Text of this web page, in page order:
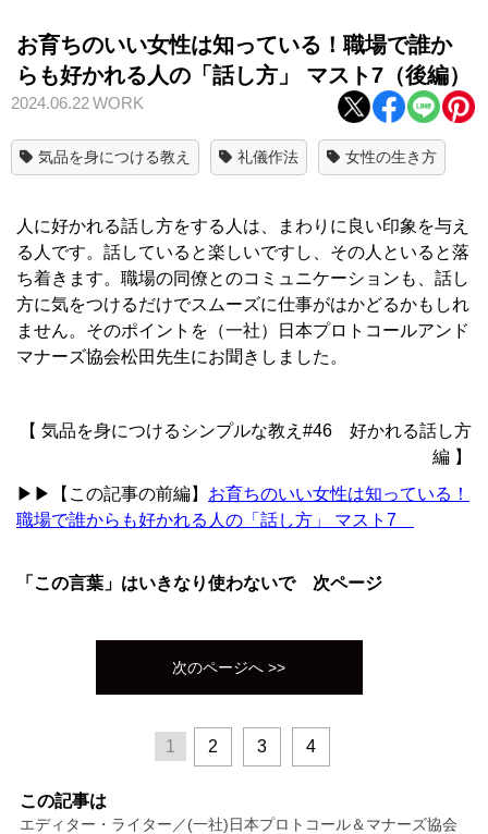
お育ちのいい女性は知っている！職場で誰か
らも好かれる人の「話し方」 マスト7（後編）
2024.06.22WORK
気品を身につける教え 礼儀作法 女性の生き方
人に好かれる話し方をする人は、まわりに良い印象を与え
る人です。話していると楽しいですし、その人といると落
ち着きます。職場の同僚とのコミュニケーションも、話し
方に気をつけるだけでスムーズに仕事がはかどるかもしれ
ません。そのポイントを（一社）日本プロトコールアンド
マナーズ協会松田先生にお聞きしました。
【 気品を身につけるシンプルな教え#46 好かれる話し方
編 】
▶▶【この記事の前編】 お育ちのいい女性は知っている！
職場で誰からも好かれる人の「話し方」 マスト7
「この言葉」はいきなり使わないで 次ページ
次のページへ >>
1 2 3 4
この記事は
エディター・ライター／(一社)日本プロトコール＆マナーズ協会